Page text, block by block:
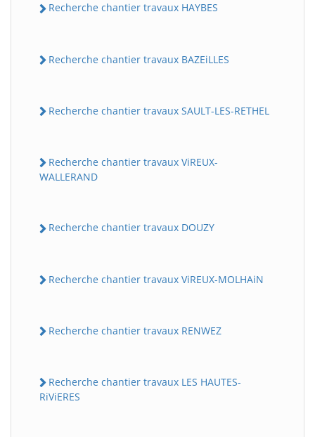
Recherche chantier travaux HAYBES
Recherche chantier travaux BAZEiLLES
Recherche chantier travaux SAULT-LES-RETHEL
Recherche chantier travaux ViREUX-
WALLERAND
Recherche chantier travaux DOUZY
Recherche chantier travaux ViREUX-MOLHAiN
Recherche chantier travaux RENWEZ
Recherche chantier travaux LES HAUTES-
RiViERES